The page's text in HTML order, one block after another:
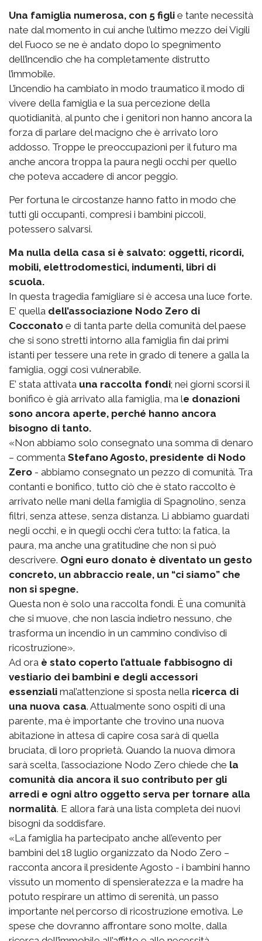
Una famiglia numerosa, con 5 figli e tante necessità
nate dal momento in cui anche l’ultimo mezzo dei Vigili
del Fuoco se ne è andato dopo lo spegnimento
dell’incendio che ha completamente distrutto
l’immobile.
L’incendio ha cambiato in modo traumatico il modo di
vivere della famiglia e la sua percezione della
quotidianità, al punto che i genitori non hanno ancora la
forza di parlare del macigno che è arrivato loro
addosso. Troppe le preoccupazioni per il futuro ma
anche ancora troppa la paura negli occhi per quello
che poteva accadere di ancor peggio.
Per fortuna le circostanze hanno fatto in modo che
tutti gli occupanti, compresi i bambini piccoli,
potessero salvarsi.
Ma nulla della casa si è salvato: oggetti, ricordi,
mobili, elettrodomestici, indumenti, libri di
scuola.
In questa tragedia famigliare si è accesa una luce forte.
E’ quella dell’associazione Nodo Zero di
Cocconato e di tanta parte della comunità del paese
che si sono stretti intorno alla famiglia fin dai primi
istanti per tessere una rete in grado di tenere a galla la
famiglia, oggi così vulnerabile.
E’ stata attivata una raccolta fondi; nei giorni scorsi il
bonifico è già arrivato alla famiglia, ma le donazioni
sono ancora aperte, perché hanno ancora
bisogno di tanto.
«Non abbiamo solo consegnato una somma di denaro
– commenta Stefano Agosto, presidente di Nodo
Zero - abbiamo consegnato un pezzo di comunità. Tra
contanti e bonifico, tutto ciò che è stato raccolto è
arrivato nelle mani della famiglia di Spagnolino, senza
filtri, senza attese, senza distanza. Li abbiamo guardati
negli occhi, e in quegli occhi c’era tutto: la fatica, la
paura, ma anche una gratitudine che non si può
descrivere. Ogni euro donato è diventato un gesto
concreto, un abbraccio reale, un “ci siamo” che
non si spegne.
Questa non è solo una raccolta fondi. È una comunità
che si muove, che non lascia indietro nessuno, che
trasforma un incendio in un cammino condiviso di
ricostruzione».
Ad ora è stato coperto l’attuale fabbisogno di
vestiario dei bambini e degli accessori
essenziali mal’attenzione si sposta nella ricerca di
una nuova casa. Attualmente sono ospiti di una
parente, ma è importante che trovino una nuova
abitazione in attesa di capire cosa sarà di quella
bruciata, di loro proprietà. Quando la nuova dimora
sarà scelta, l’associazione Nodo Zero chiede che la
comunità dia ancora il suo contributo per gli
arredi e ogni altro oggetto serva per tornare alla
normalità. E allora farà una lista completa dei nuovi
bisogni da soddisfare.
«La famiglia ha partecipato anche all’evento per
bambini del 18 luglio organizzato da Nodo Zero –
racconta ancora il presidente Agosto - i bambini hanno
vissuto un momento di spensieratezza e la madre ha
potuto respirare un attimo di serenità, un passo
importante nel percorso di ricostruzione emotiva. Le
spese che dovranno affrontare sono molte, dalla